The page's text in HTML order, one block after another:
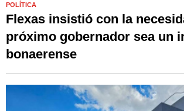
POLÍTICA
Flexas insistió con la
próximo gobernador sea un
bonaerense